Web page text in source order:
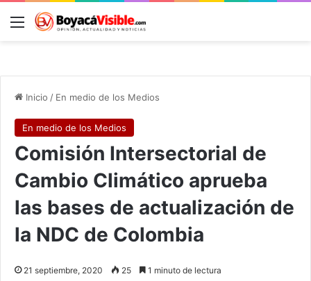
Menú
Inicio / En medio de los Medios
En medio de los Medios
Comisión Intersectorial de
Cambio Climático aprueba
las bases de actualización de
la NDC de Colombia
21 septiembre, 2020 25 1 minuto de lectura